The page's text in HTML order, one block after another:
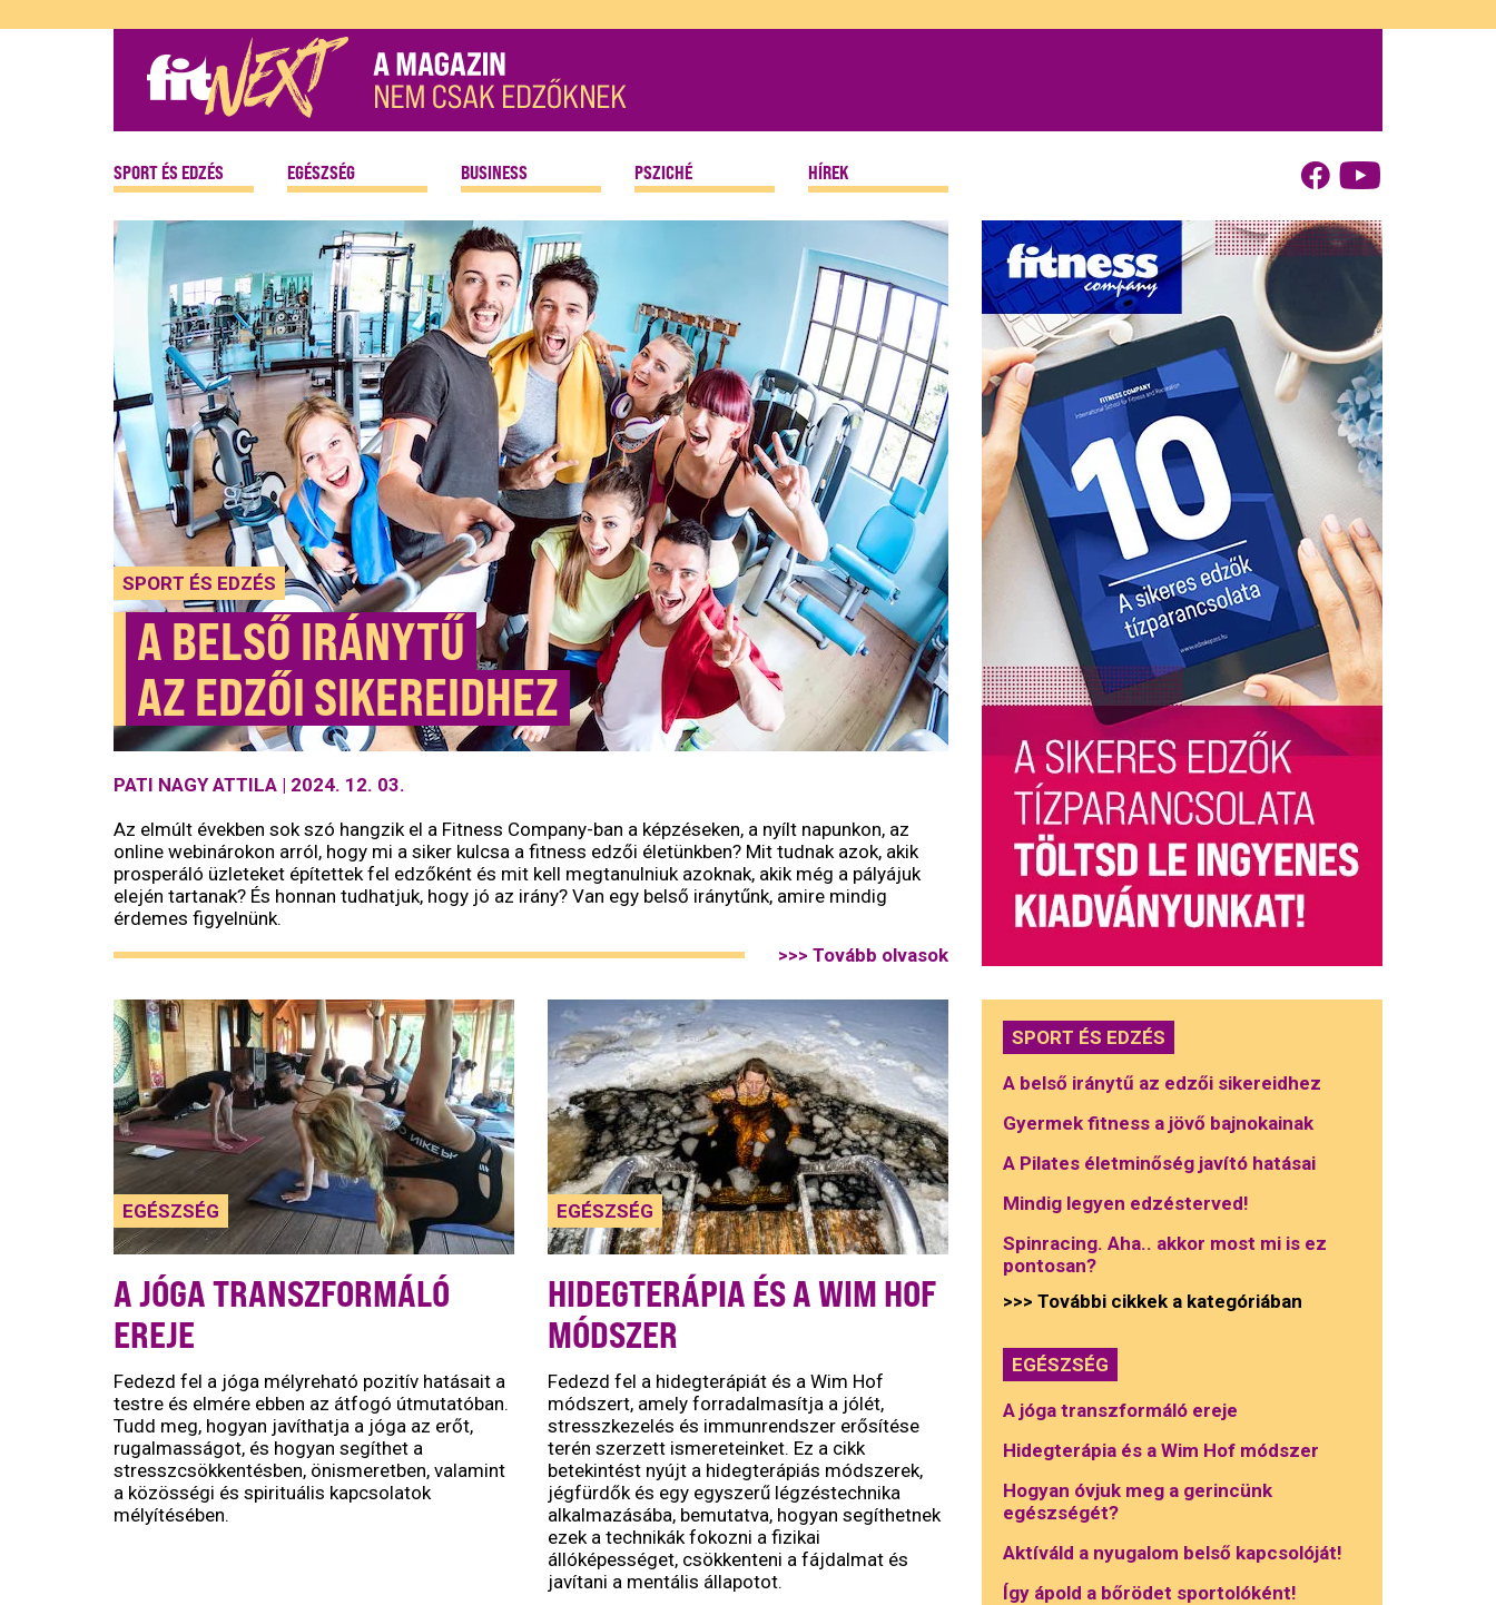
SPORT ÉS EDZÉS EGÉSZSÉG BUSINESS PSZICHÉ HÍREK
SPORT ÉS EDZÉS
A BELSŐ IRÁNYTŰ
AZ EDZŐI SIKEREIDHEZ
PATI NAGY ATTILA | 2024. 12. 03.
Az elmúlt években sok szó hangzik el a Fitness Company-ban a képzéseken, a nyílt napunkon, az
online webinárokon arról, hogy mi a siker kulcsa a fitness edzői életünkben? Mit tudnak azok, akik
prosperáló üzleteket építettek fel edzőként és mit kell megtanulniuk azoknak, akik még a pályájuk
elején tartanak? És honnan tudhatjuk, hogy jó az irány? Van egy belső iránytűnk, amire mindig
érdemes figyelnünk.
>>> Tovább olvasok
EGÉSZSÉG
A JÓGA TRANSZFORMÁLÓ
EREJE
Fedezd fel a jóga mélyreható pozitív hatásait a
testre és elmére ebben az átfogó útmutatóban.
Tudd meg, hogyan javíthatja a jóga az erőt,
rugalmasságot, és hogyan segíthet a
stresszcsökkentésben, önismeretben, valamint
a közösségi és spirituális kapcsolatok
mélyítésében.
EGÉSZSÉG
HIDEGTERÁPIA ÉS A WIM HOF
MÓDSZER
Fedezd fel a hidegterápiát és a Wim Hof
módszert, amely forradalmasítja a jólét,
stresszkezelés és immunrendszer erősítése
terén szerzett ismereteinket. Ez a cikk
betekintést nyújt a hidegterápiás módszerek,
jégfürdők és egy egyszerű légzéstechnika
alkalmazásába, bemutatva, hogyan segíthetnek
ezek a technikák fokozni a fizikai
állóképességet, csökkenteni a fájdalmat és
javítani a mentális állapotot.
SPORT ÉS EDZÉS
A belső iránytű az edzői sikereidhez
Gyermek fitness a jövő bajnokainak
A Pilates életminőség javító hatásai
Mindig legyen edzésterved!
Spinracing. Aha.. akkor most mi is ez
pontosan?
>>> További cikkek a kategóriában
EGÉSZSÉG
A jóga transzformáló ereje
Hidegterápia és a Wim Hof módszer
Hogyan óvjuk meg a gerincünk
egészségét?
Aktíváld a nyugalom belső kapcsolóját!
Így ápold a bőrödet sportolóként!